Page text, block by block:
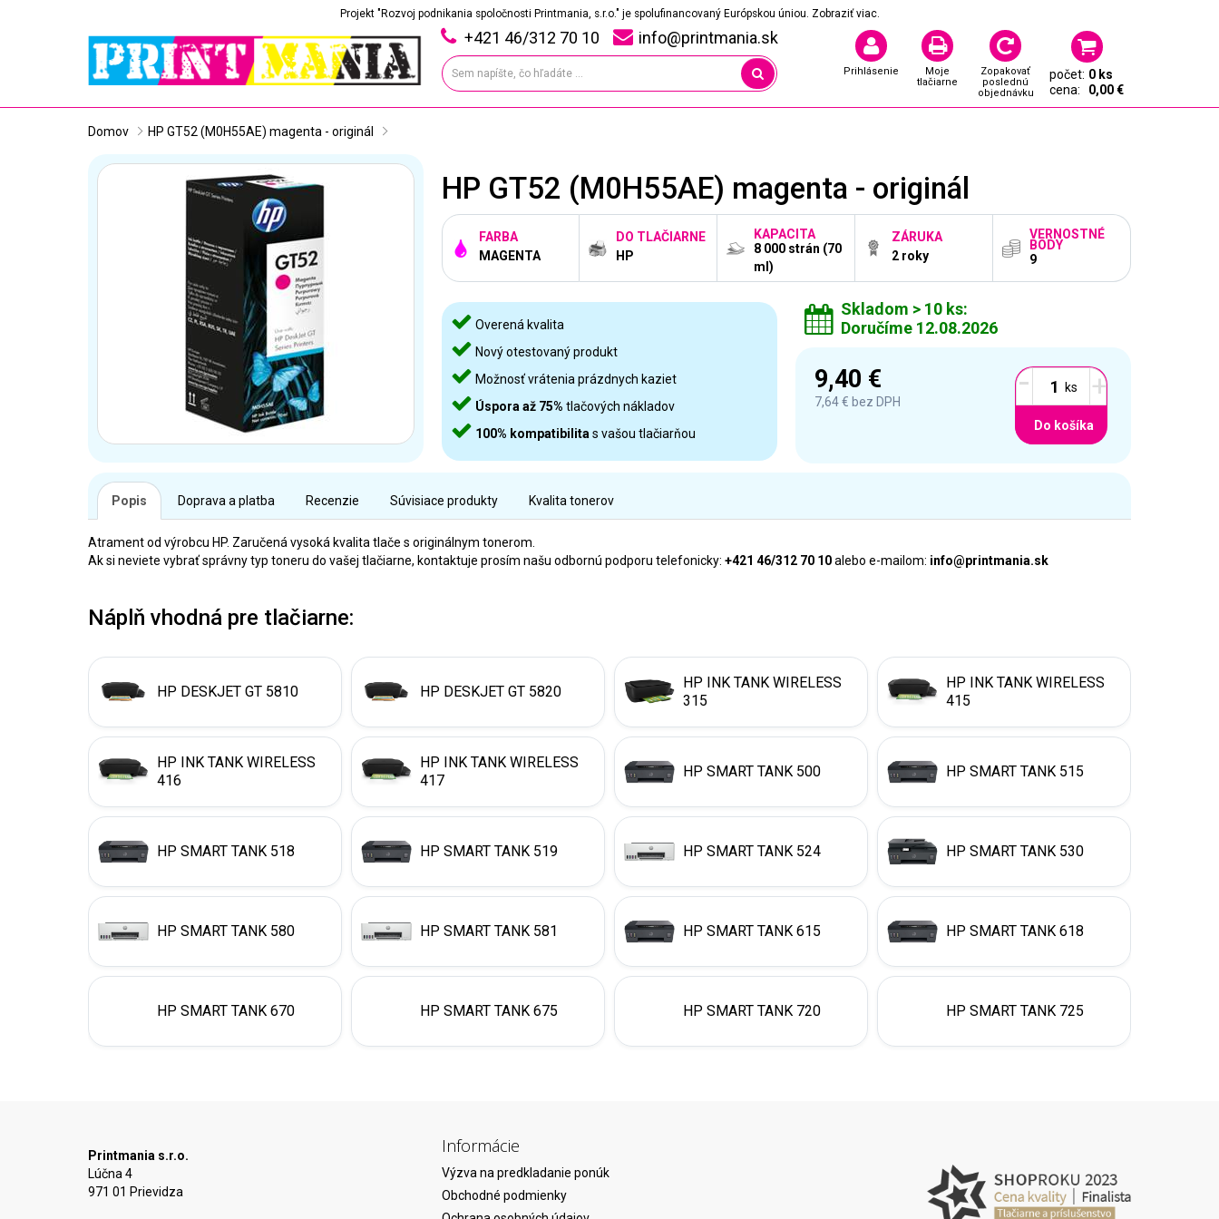
Projekt "Rozvoj podnikania spoločnosti Printmania, s.r.o." je spolufinancovaný Európskou úniou. Zobraziť viac.
+421 46/312 70 10 info@printmania.sk
Prihlásenie
Moje
tlačiarne
Zopakovať
poslednú
objednávku
počet: 0 ks
cena:
0,00 €
Domov HP GT52 (M0H55AE) magenta - originál
HP GT52 (M0H55AE) magenta - originál
FARBA
MAGENTA
DO TLAČIARNE
HP
KAPACITA
8 000 strán (70
ml)
ZÁRUKA
2 roky
VERNOSTNÉ
BODY
9
Overená kvalita
Nový otestovaný produkt
Možnosť vrátenia prázdnych kaziet
Úspora až 75% tlačových nákladov
100% kompatibilita s vašou tlačiarňou
Skladom > 10 ks:
Doručíme 12.08.2026
9,40 €
7,64 € bez DPH - +
Do košíka
Popis Doprava a platba Recenzie Súvisiace produkty Kvalita tonerov
Atrament od výrobcu HP. Zaručená vysoká kvalita tlače s originálnym tonerom.
Ak si neviete vybrať správny typ toneru do vašej tlačiarne, kontaktuje prosím našu odbornú podporu telefonicky: +421 46/312 70 10alebo e-mailom: info@printmania.sk
Náplň vhodná pre tlačiarne:
HP DESKJET GT 5810 HP DESKJET GT 5820
HP INK TANK WIRELESS
315
HP INK TANK WIRELESS
415
HP INK TANK WIRELESS
416
HP INK TANK WIRELESS
417
HP SMART TANK 500 HP SMART TANK 515
HP SMART TANK 518 HP SMART TANK 519 HP SMART TANK 524 HP SMART TANK 530
HP SMART TANK 580 HP SMART TANK 581 HP SMART TANK 615 HP SMART TANK 618
HP SMART TANK 670 HP SMART TANK 675 HP SMART TANK 720 HP SMART TANK 725
Printmania s.r.o.
Lúčna 4
971 01 Prievidza
Informácie
Výzva na predkladanie ponúk
Obchodné podmienky